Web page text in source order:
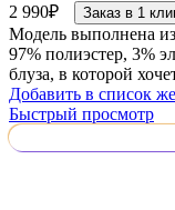
2 990₽ Заказ в 1
Модель выполнена из
97% полиэстер, 3%
блуза, в которой
Добавить в список
Быстрый просмотр